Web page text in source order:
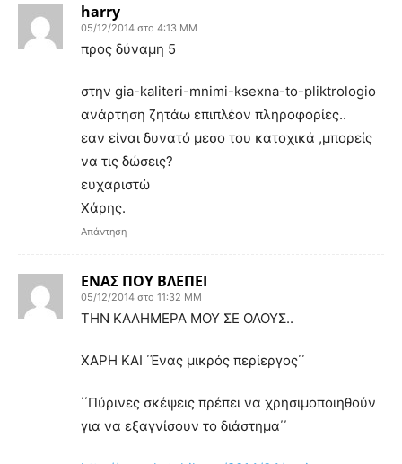
harry
05/12/2014 στο 4:13 ΜΜ
προς δύναμη 5
στην gia-kaliteri-mnimi-ksexna-to-pliktrologio
ανάρτηση ζητάω επιπλέον πληροφορίες..
εαν είναι δυνατό μεσο του κατοχικά ,μπορείς
να τις δώσεις?
ευχαριστώ
Χάρης.
Απάντηση
ΕΝΑΣ ΠΟΥ ΒΛΕΠΕΙ
05/12/2014 στο 11:32 ΜΜ
ΤΗΝ ΚΑΛΗΜΕΡΑ ΜΟΥ ΣΕ ΟΛΟΥΣ..
ΧΑΡΗ ΚΑΙ ΄Ένας μικρός περίεργος΄΄
΄΄Πύρινες σκέψεις πρέπει να χρησιμοποιηθούν
για να εξαγνίσουν το διάστημα΄΄